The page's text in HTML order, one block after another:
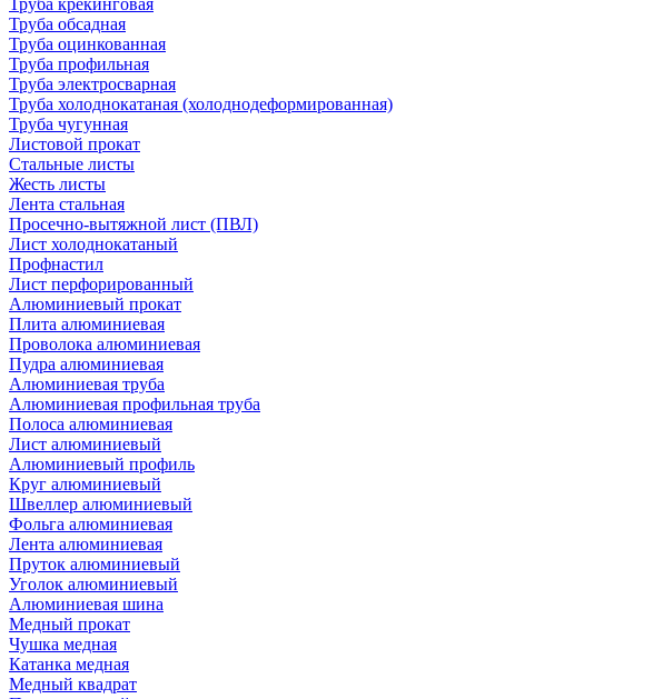
Труба крекинговая
Труба обсадная
Труба оцинкованная
Труба профильная
Труба электросварная
Труба холоднокатаная (холоднодеформированная)
Труба чугунная
Листовой прокат
Стальные листы
Жесть листы
Лента стальная
Просечно-вытяжной лист (ПВЛ)
Лист холоднокатаный
Профнастил
Лист перфорированный
Алюминиевый прокат
Плита алюминиевая
Проволока алюминиевая
Пудра алюминиевая
Алюминиевая труба
Алюминиевая профильная труба
Полоса алюминиевая
Лист алюминиевый
Алюминиевый профиль
Круг алюминиевый
Швеллер алюминиевый
Фольга алюминиевая
Лента алюминиевая
Пруток алюминиевый
Уголок алюминиевый
Алюминиевая шина
Медный прокат
Чушка медная
Катанка медная
Медный квадрат